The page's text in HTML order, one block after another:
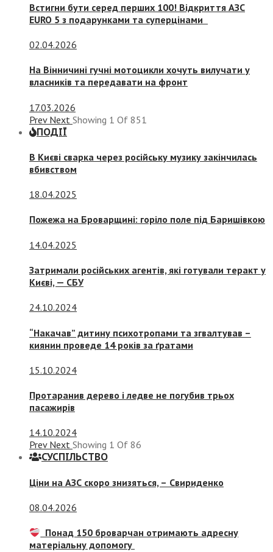
Встигни бути серед перших 100! Відкриття АЗС
EURO 5 з подарунками та суперцінами
02.04.2026
На Вінничині гучні мотоцикли хочуть вилучати у
власників та передавати на фронт
17.03.2026
Prev Next Showing 1 Of 851
ПОДІЇ
В Києві сварка через російську музику закінчилась
вбивством
18.04.2025
Пожежа на Броварщині: горіло поле під Баришівкою
14.04.2025
Затримали російських агентів, які готували теракт у
Києві, — СБУ
24.10.2024
“Накачав” дитину психотропами та згвалтував –
киянин проведе 14 років за ґратами
15.10.2024
Протаранив дерево і ледве не погубив трьох
пасажирів
14.10.2024
Prev Next Showing 1 Of 86
СУСПIЛЬСТВО
Ціни на АЗС скоро знизяться, – Свириденко
08.04.2026
Понад 150 броварчан отримають адресну
матеріальну допомогу